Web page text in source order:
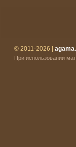
© 2011-2026 |
При использовании